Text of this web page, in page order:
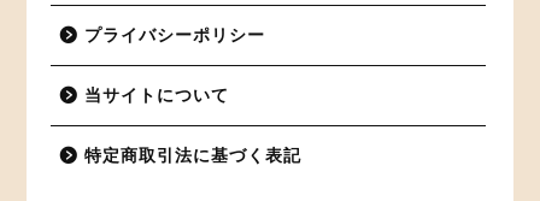
プライバシーポリシー
当サイトについて
特定商取引法に基づく表記